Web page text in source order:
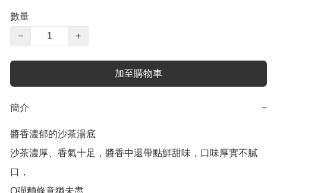
數量
−
+
加至購物車
簡介 −
醬香濃郁的沙茶湯底
沙茶濃厚、香氣十足，醬香中還帶點鮮甜味，口味厚實不膩
口，
Q彈麵條意猶未盡